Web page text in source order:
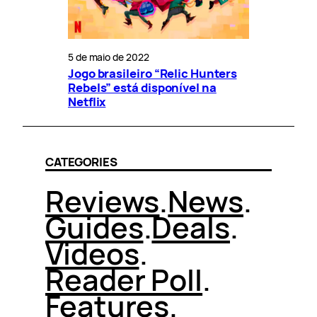
5 de maio de 2022
Jogo brasileiro “Relic Hunters
Rebels” está disponível na
Netflix
CATEGORIES
Reviews.News.
Guides.Deals.
Videos.
Reader Poll.
Features.